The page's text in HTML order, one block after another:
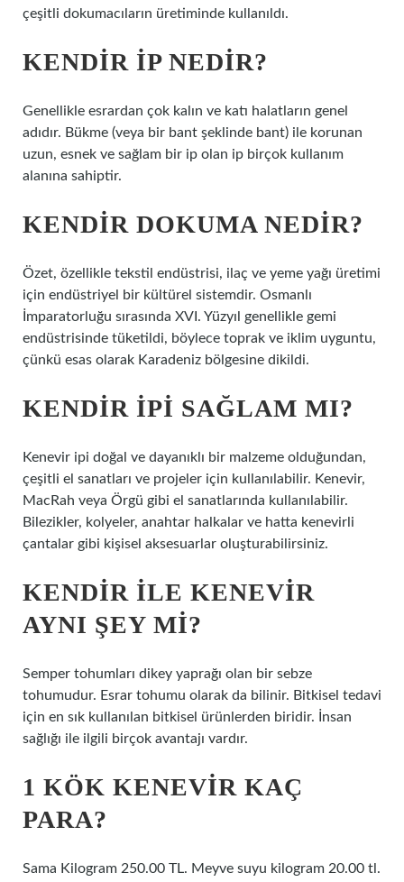
çeşitli dokumacıların üretiminde kullanıldı.
KENDIR IP NEDIR?
Genellikle esrardan çok kalın ve katı halatların genel
adıdır. Bükme (veya bir bant şeklinde bant) ile korunan
uzun, esnek ve sağlam bir ip olan ip birçok kullanım
alanına sahiptir.
KENDIR DOKUMA NEDIR?
Özet, özellikle tekstil endüstrisi, ilaç ve yeme yağı üretimi
için endüstriyel bir kültürel sistemdir. Osmanlı
İmparatorluğu sırasında XVI. Yüzyıl genellikle gemi
endüstrisinde tüketildi, böylece toprak ve iklim uyguntu,
çünkü esas olarak Karadeniz bölgesine dikildi.
KENDIR IPI SAĞLAM MI?
Kenevir ipi doğal ve dayanıklı bir malzeme olduğundan,
çeşitli el sanatları ve projeler için kullanılabilir. Kenevir,
MacRah veya Örgü gibi el sanatlarında kullanılabilir.
Bilezikler, kolyeler, anahtar halkalar ve hatta kenevirli
çantalar gibi kişisel aksesuarlar oluşturabilirsiniz.
KENDIR ILE KENEVIR
AYNI ŞEY MI?
Semper tohumları dikey yaprağı olan bir sebze
tohumudur. Esrar tohumu olarak da bilinir. Bitkisel tedavi
için en sık kullanılan bitkisel ürünlerden biridir. İnsan
sağlığı ile ilgili birçok avantajı vardır.
1 KÖK KENEVIR KAÇ
PARA?
Sama Kilogram 250.00 TL. Meyve suyu kilogram 20.00 tl.